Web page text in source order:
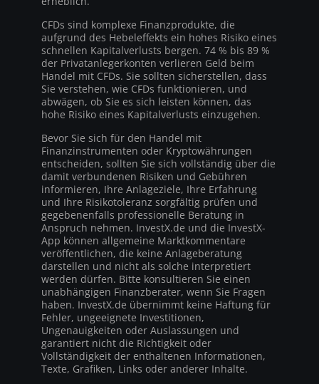
CFDs sind komplexe Finanzprodukte, die
aufgrund des Hebeleffekts ein hohes Risiko eines
schnellen Kapitalverlusts bergen. 74 % bis 89 %
der Privatanlegerkonten verlieren Geld beim
Handel mit CFDs. Sie sollten sicherstellen, dass
Sie verstehen, wie CFDs funktionieren, und
abwägen, ob Sie es sich leisten können, das
hohe Risiko eines Kapitalverlusts einzugehen.
Bevor Sie sich für den Handel mit
Finanzinstrumenten oder Kryptowährungen
entscheiden, sollten Sie sich vollständig über die
damit verbundenen Risiken und Gebühren
informieren, Ihre Anlageziele, Ihre Erfahrung
und Ihre Risikotoleranz sorgfältig prüfen und
gegebenenfalls professionelle Beratung in
Anspruch nehmen. InvestX.de und die InvestX-
App können allgemeine Marktkommentare
veröffentlichen, die keine Anlageberatung
darstellen und nicht als solche interpretiert
werden dürfen. Bitte konsultieren Sie einen
unabhängigen Finanzberater, wenn Sie Fragen
haben. InvestX.de übernimmt keine Haftung für
Fehler, ungeeignete Investitionen,
Ungenauigkeiten oder Auslassungen und
garantiert nicht die Richtigkeit oder
Vollständigkeit der enthaltenen Informationen,
Texte, Grafiken, Links oder anderer Inhalte.